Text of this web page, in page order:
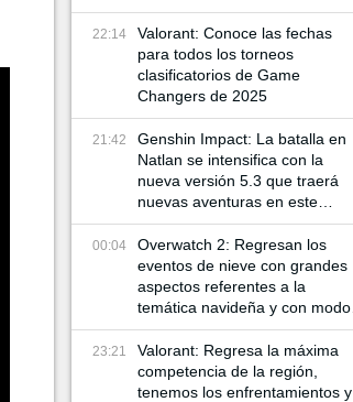
22:14
Valorant: Conoce las fechas
para todos los torneos
clasificatorios de Game
Changers de 2025
21:42
Genshin Impact: La batalla en
Natlan se intensifica con la
nueva versión 5.3 que traerá
nuevas aventuras en este
mundo
00:04
Overwatch 2: Regresan los
eventos de nieve con grandes
aspectos referentes a la
temática navideña y con modos
de juego especiales
23:21
Valorant: Regresa la máxima
competencia de la región,
tenemos los enfrentamientos y